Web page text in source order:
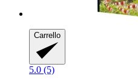
Carrello
5.0 (5)